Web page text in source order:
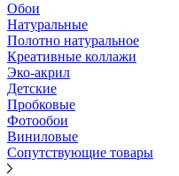
Обои
Натуральные
Полотно натуральное
Креативные коллажи
Эко-акрил
Детские
Пробковые
Фотообои
Виниловые
Сопутствующие товары